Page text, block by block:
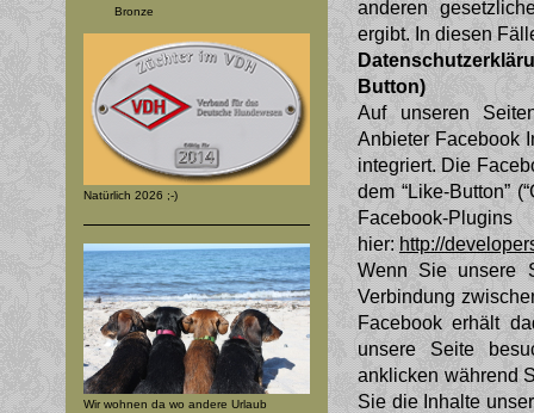
Bronze
Natürlich 2026 ;-)
Wir wohnen da wo andere Urlaub
anderen
ergibt. In diesen
Button)
Auf unseren
Anbieter Facebook
integriert. Die
dem “Like-Button”
hier: http://
Wenn Sie unsere
Verbindung
Facebook erhält
unsere Seite
anklicken während
Sie die Inhalte